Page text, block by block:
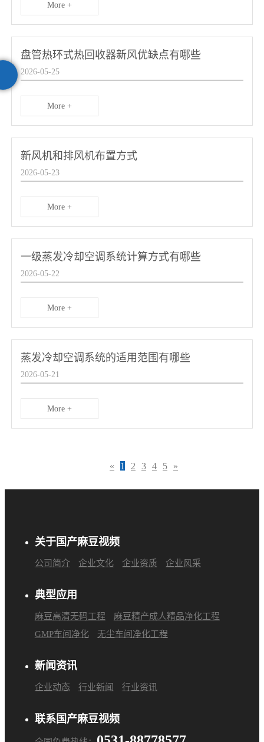
More +
盘管热环式热回收器新风优缺点有哪些
2026-05-25
More +
新风机和排风机布置方式
2026-05-23
More +
一级蒸发冷却空调系统计算方式有哪些
2026-05-22
More +
蒸发冷却空调系统的适用范围有哪些
2026-05-21
More +
« 1 2 3 4 5 »
关于国产麻豆视频
公司简介 企业文化 企业资质 企业风采
典型应用
麻豆高清无码工程
麻豆精产成人精品净化工程
GMP车间净化
无尘车间净化工程
新闻资讯
企业动态 行业新闻 行业资讯
联系国产麻豆视频